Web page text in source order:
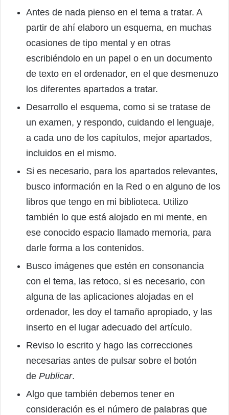
Antes de nada pienso en el tema a tratar. A
partir de ahí elaboro un esquema, en muchas
ocasiones de tipo mental y en otras
escribiéndolo en un papel o en un documento
de texto en el ordenador, en el que desmenuzo
los diferentes apartados a tratar.
Desarrollo el esquema, como si se tratase de
un examen, y respondo, cuidando el lenguaje,
a cada uno de los capítulos, mejor apartados,
incluidos en el mismo.
Si es necesario, para los apartados relevantes,
busco información en la Red o en alguno de los
libros que tengo en mi biblioteca. Utilizo
también lo que está alojado en mi mente, en
ese conocido espacio llamado memoria, para
darle forma a los contenidos.
Busco imágenes que estén en consonancia
con el tema, las retoco, si es necesario, con
alguna de las aplicaciones alojadas en el
ordenador, les doy el tamaño apropiado, y las
inserto en el lugar adecuado del artículo.
Reviso lo escrito y hago las correcciones
necesarias antes de pulsar sobre el botón
de Publicar.
Algo que también debemos tener en
consideración es el número de palabras que